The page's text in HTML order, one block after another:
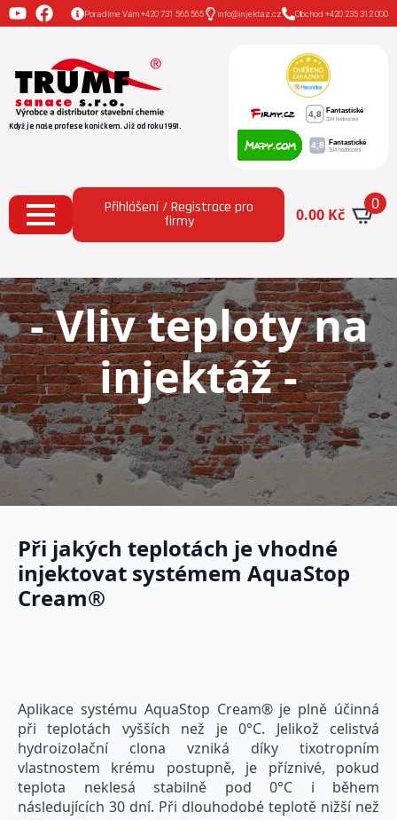
Poradíme Vám +420 731 565 565 info@injektaz.cz Obchod +420 235 312 000
Když je naše profese koníčkem. Již od roku 1991.
Přihlášení / Registrace pro
firmy 0.00 Kč
0
- Vliv teploty na
injektáž -
Při jakých teplotách je vhodné
injektovat systémem AquaStop
Cream®
Aplikace systému AquaStop Cream® je plně účinná
při teplotách vyšších než je 0°C. Jelikož celistvá
hydroizolační clona vzniká díky tixotropním
vlastnostem krému postupně, je příznivé, pokud
teplota neklesá stabilně pod 0°C i během
následujících 30 dní. Při dlouhodobé teplotě nižší než